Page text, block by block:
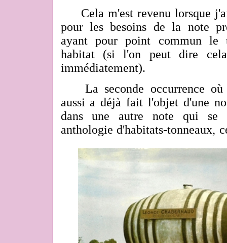
Cela m'est revenu lorsque
pour les besoins de la note
ayant pour point commun le
habitat (si l'on peut dire
immédiatement).
La seconde occurrence où
aussi a déjà fait l'objet d'une
dans une autre note qui se
anthologie d'habitats-tonneaux,